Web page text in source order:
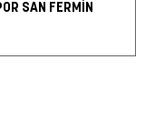
SAN FERMÍN